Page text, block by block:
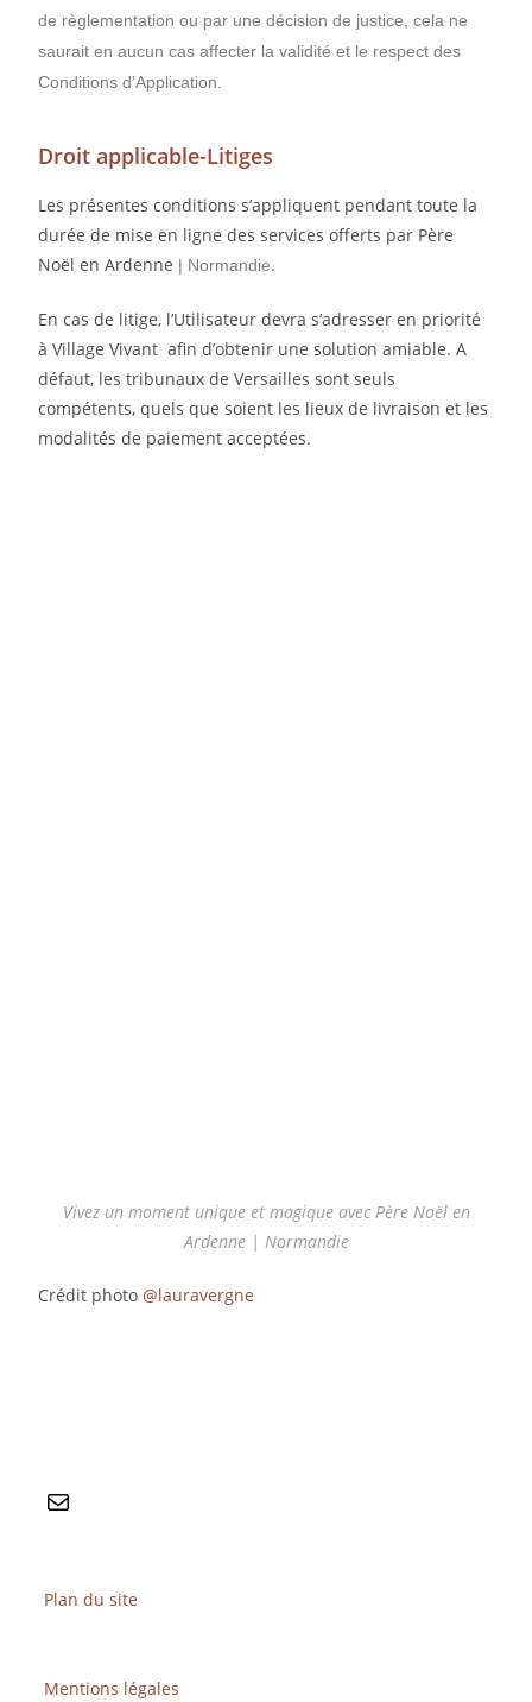
de règlementation ou par une décision de justice, cela ne
saurait en aucun cas affecter la validité et le respect des
Conditions d’Application.
Droit applicable-Litiges
Les présentes conditions s’appliquent pendant toute la
durée de mise en ligne des services offerts par Père
Noël en Ardenne | Normandie.
En cas de litige, l’Utilisateur devra s’adresser en priorité
à Village Vivant afin d’obtenir une solution amiable. A
défaut, les tribunaux de Versailles sont seuls
compétents, quels que soient les lieux de livraison et les
modalités de paiement acceptées.
Vivez un moment unique et magique avec Père Noël en
Ardenne | Normandie
Crédit photo@lauravergne
Plan du site
Mentions légales